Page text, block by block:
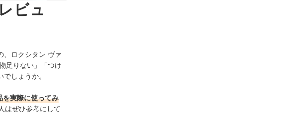
ビュ
、ロクシタン ヴァ
足りない」「つけ
しょうか。
を実際に使ってみ
はぜひ参考にして